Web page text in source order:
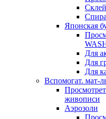
Японская
Для
Для
Для
Вспомогат. мат-
живописи
Аэрозоли